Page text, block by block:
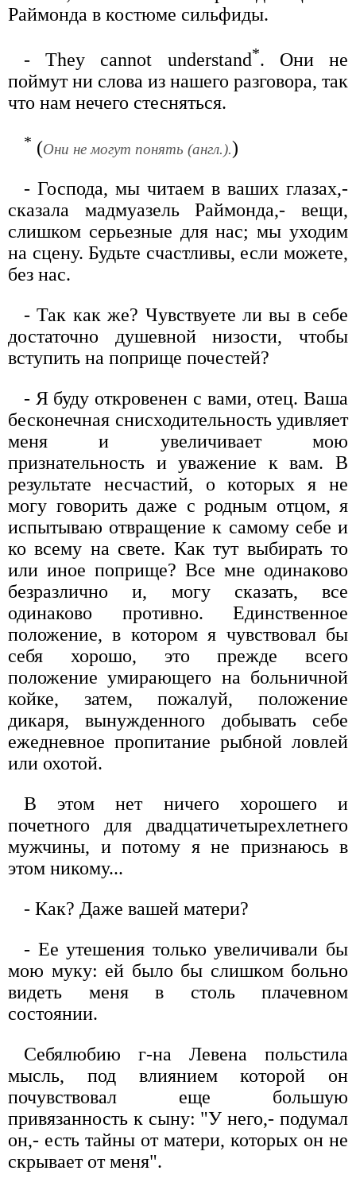
Раймонда в костюме сильфиды.
- They cannot understand*. Они не
поймут ни слова из нашего разговора, так
что нам нечего стесняться.
* (Они не могут понять (англ.).)
- Господа, мы читаем в ваших глазах,-
сказала мадмуазель Раймонда,- вещи,
слишком серьезные для нас; мы уходим
на сцену. Будьте счастливы, если можете,
без нас.
- Так как же? Чувствуете ли вы в себе
достаточно душевной низости, чтобы
вступить на поприще почестей?
- Я буду откровенен с вами, отец. Ваша
бесконечная снисходительность удивляет
меня и увеличивает мою
признательность и уважение к вам. В
результате несчастий, о которых я не
могу говорить даже с родным отцом, я
испытываю отвращение к самому себе и
ко всему на свете. Как тут выбирать то
или иное поприще? Все мне одинаково
безразлично и, могу сказать, все
одинаково противно. Единственное
положение, в котором я чувствовал бы
себя хорошо, это прежде всего
положение умирающего на больничной
койке, затем, пожалуй, положение
дикаря, вынужденного добывать себе
ежедневное пропитание рыбной ловлей
или охотой.
В этом нет ничего хорошего и
почетного для двадцатичетырехлетнего
мужчины, и потому я не признаюсь в
этом никому...
- Как? Даже вашей матери?
- Ее утешения только увеличивали бы
мою муку: ей было бы слишком больно
видеть меня в столь плачевном
состоянии.
Себялюбию г-на Левена польстила
мысль, под влиянием которой он
почувствовал еще большую
привязанность к сыну: "У него,- подумал
он,- есть тайны от матери, которых он не
скрывает от меня".